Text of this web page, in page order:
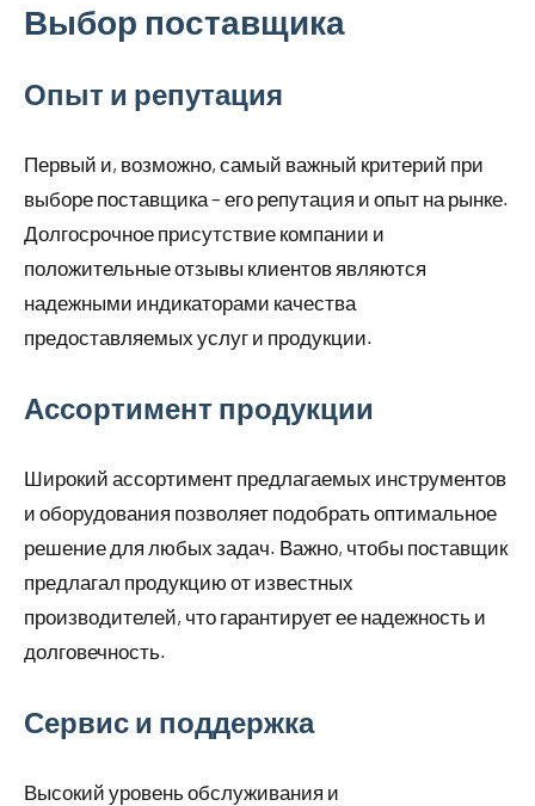
Выбор поставщика
Опыт и репутация
Первый и, возможно, самый важный критерий при
выборе поставщика – его репутация и опыт на рынке.
Долгосрочное присутствие компании и
положительные отзывы клиентов являются
надежными индикаторами качества
предоставляемых услуг и продукции.
Ассортимент продукции
Широкий ассортимент предлагаемых инструментов
и оборудования позволяет подобрать оптимальное
решение для любых задач. Важно, чтобы поставщик
предлагал продукцию от известных
производителей, что гарантирует ее надежность и
долговечность.
Сервис и поддержка
Высокий уровень обслуживания и